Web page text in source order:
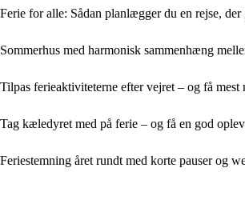
Ferie for alle: Sådan planlægger du en rejse,
Sommerhus med harmonisk sammenhæng
Tilpas ferieaktiviteterne efter vejret – og få mest
Tag kæledyret med på ferie – og få en god
Feriestemning året rundt med korte pauser og